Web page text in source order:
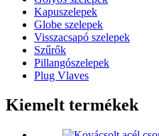
Kapuszelepek
Globe szelepek
Visszacsapó szelepek
Szűrők
Pillangószelepek
Plug Vlaves
Kiemelt termékek